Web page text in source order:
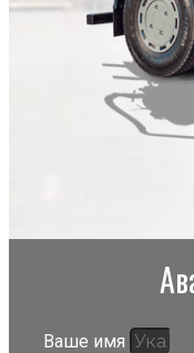
Ваше имя